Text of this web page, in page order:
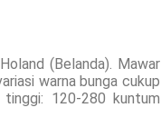
(Belanda). Mawar
warna bunga cukup
120-280 kuntum